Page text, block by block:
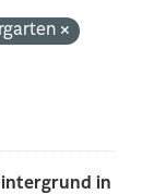
in